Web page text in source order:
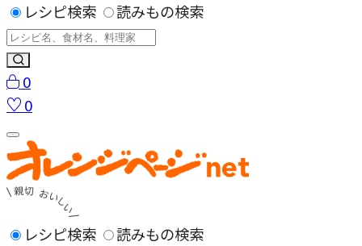
レシピ検索
読みもの検索
0
0
レシピ検索 読みもの検索